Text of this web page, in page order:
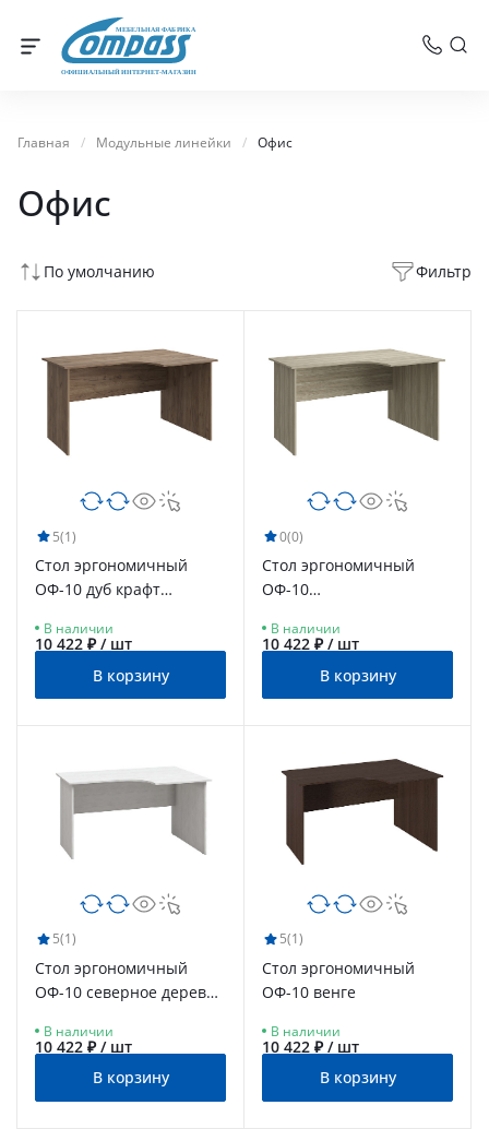
МЕБЕЛЬНАЯ ФАБРИКА
ОФИЦИАЛЬНЫЙ ИНТЕРНЕТ-МАГАЗИН
Главная / Модульные линейки / Офис
Офис
По умолчанию Фильтр
5(1)
Стол эргономичный
ОФ-10 дуб крафт
В наличии
10 422 ₽ / шт
В корзину
0(0)
Стол эргономичный
ОФ-10
В наличии
10 422 ₽ / шт
В корзину
5(1)
Стол эргономичный
ОФ-10 северное дерево
В наличии
10 422 ₽ / шт
В корзину
5(1)
Стол эргономичный
ОФ-10 венге
В наличии
10 422 ₽ / шт
В корзину